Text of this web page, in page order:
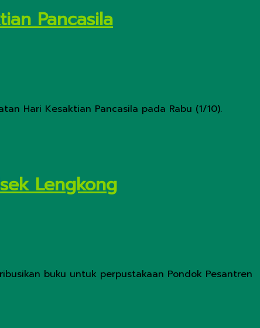
Pancasila
Hari Kesaktian Pancasila pada Rabu (1/10).
Lengkong
buku untuk perpustakaan Pondok Pesantren